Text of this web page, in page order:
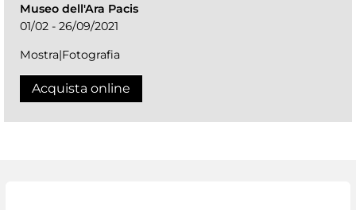
Museo dell'Ara Pacis
01/02 - 26/09/2021
Mostra|Fotografia
Acquista online